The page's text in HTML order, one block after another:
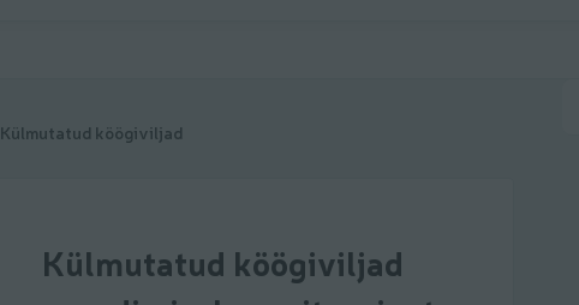
Külmutatud köögiviljad
Külmutatud köögiviljad